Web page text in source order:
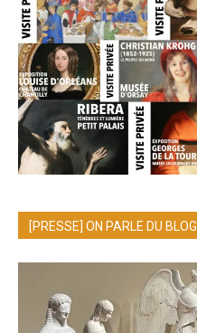
[PRESSE] ON PARLE DU BLOG